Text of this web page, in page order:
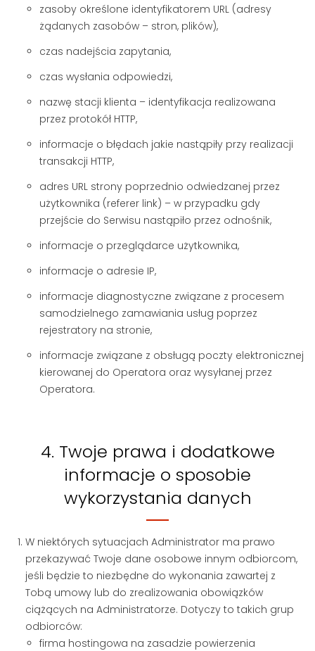
zasoby określone identyfikatorem URL (adresy
żądanych zasobów – stron, plików),
czas nadejścia zapytania,
czas wysłania odpowiedzi,
nazwę stacji klienta – identyfikacja realizowana
przez protokół HTTP,
informacje o błędach jakie nastąpiły przy realizacji
transakcji HTTP,
adres URL strony poprzednio odwiedzanej przez
użytkownika (referer link) – w przypadku gdy
przejście do Serwisu nastąpiło przez odnośnik,
informacje o przeglądarce użytkownika,
informacje o adresie IP,
informacje diagnostyczne związane z procesem
samodzielnego zamawiania usług poprzez
rejestratory na stronie,
informacje związane z obsługą poczty elektronicznej
kierowanej do Operatora oraz wysyłanej przez
Operatora.
4. Twoje prawa i dodatkowe
informacje o sposobie
wykorzystania danych
W niektórych sytuacjach Administrator ma prawo
przekazywać Twoje dane osobowe innym odbiorcom,
jeśli będzie to niezbędne do wykonania zawartej z
Tobą umowy lub do zrealizowania obowiązków
ciążących na Administratorze. Dotyczy to takich grup
odbiorców:
firma hostingowa na zasadzie powierzenia